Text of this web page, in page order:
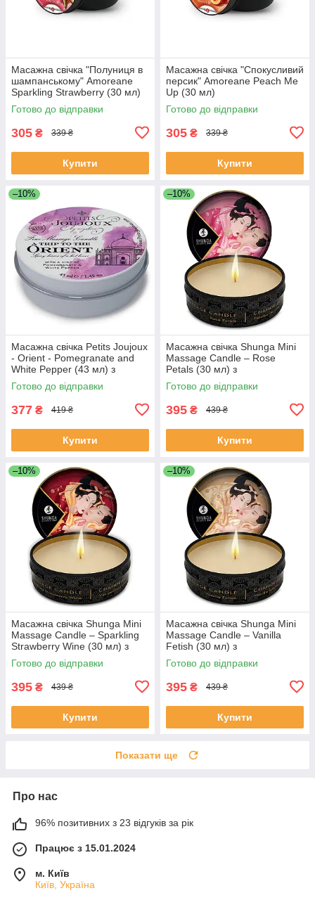
Масажна свічка "Полуниця в
шампанському" Amoreane
Sparkling Strawberry (30 мл)
Готово до відправки
305 ₴ 339 ₴
Купити
Масажна свічка "Спокусливий
персик" Amoreane Peach Me
Up (30 мл)
Готово до відправки
305 ₴ 339 ₴
Купити
–10%
Масажна свічка Petits Joujoux
- Orient - Pomegranate and
White Pepper (43 мл) з
афродизіаками
Готово до відправки
377 ₴ 419 ₴
Купити
–10%
Масажна свічка Shunga Mini
Massage Candle – Rose
Petals (30 мл) з
афродизіаками
Готово до відправки
395 ₴ 439 ₴
Купити
–10%
Масажна свічка Shunga Mini
Massage Candle – Sparkling
Strawberry Wine (30 мл) з
афродизіаками
Готово до відправки
395 ₴ 439 ₴
Купити
–10%
Масажна свічка Shunga Mini
Massage Candle – Vanilla
Fetish (30 мл) з
афродизіаками
Готово до відправки
395 ₴ 439 ₴
Купити
Показати ще
Про нас
96% позитивних з 23 відгуків за рік
Працює з 15.01.2024
м. Київ
Київ, Україна